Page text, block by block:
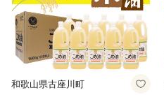
和歌山県古座川町